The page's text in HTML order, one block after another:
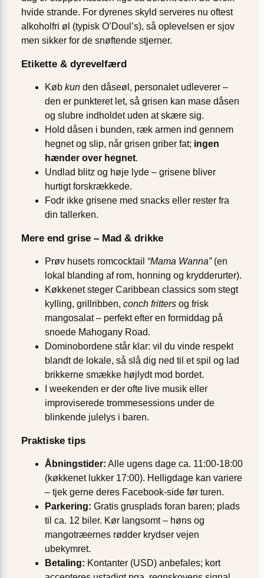
hvide strande. For dyrenes skyld serveres nu oftest
alkoholfri øl (typisk O’Doul’s), så oplevelsen er sjov
men sikker for de snøftende stjerner.
Etikette & dyrevelfærd
Køb kun den dåseøl, personalet udleverer –
den er punkteret let, så grisen kan mase dåsen
og slubre indholdet uden at skære sig.
Hold dåsen i bunden, ræk armen ind gennem
hegnet og slip, når grisen griber fat; ingen
hænder over hegnet.
Undlad blitz og høje lyde – grisene bliver
hurtigt forskrækkede.
Fodr ikke grisene med snacks eller rester fra
din tallerken.
Mere end grise – Mad & drikke
Prøv husets romcocktail “Mama Wanna”(en
lokal blanding af rom, honning og krydderurter).
Køkkenet steger Caribbean classics som stegt
kylling, grillribben, conch fritters og frisk
mangosalat – perfekt efter en formiddag på
snoede Mahogany Road.
Domino­bordene står klar: vil du vinde respekt
blandt de lokale, så slå dig ned til et spil og lad
brikkerne smække højlydt mod bordet.
I weekenden er der ofte live musik eller
improviserede trommesessions under de
blinkende julelys i baren.
Praktiske tips
Åbningstider: Alle ugens dage ca. 11:00-18:00
(køkkenet lukker 17:00). Helligdage kan variere
– tjek gerne deres Facebook-side før turen.
Parkering: Gratis grus­plads foran baren; plads
til ca. 12 biler. Kør langsomt – høns og
mangotræernes rødder krydser vejen
ubekymret.
Betaling: Kontanter (USD) anbefales; kort